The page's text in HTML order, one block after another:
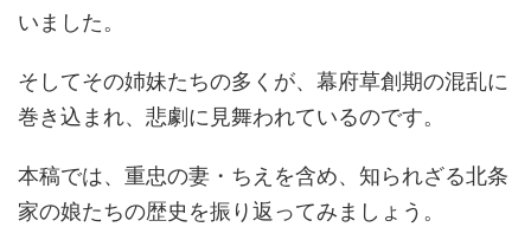
いました。
そしてその姉妹たちの多くが、幕府草創期の混乱に
巻き込まれ、悲劇に見舞われているのです。
本稿では、重忠の妻・ちえを含め、知られざる北条
家の娘たちの歴史を振り返ってみましょう。